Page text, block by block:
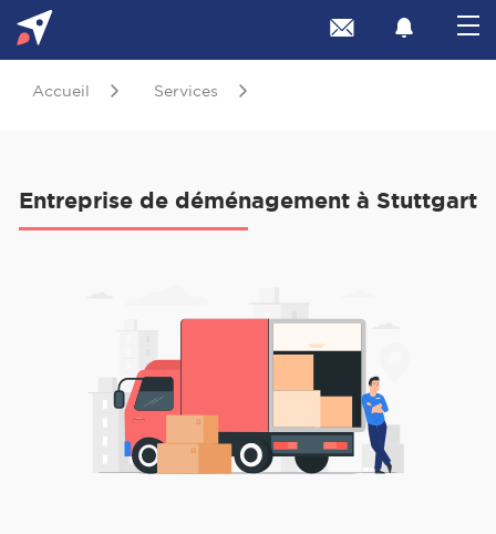
Accueil Services
Entreprise de déménagement à Stuttgart